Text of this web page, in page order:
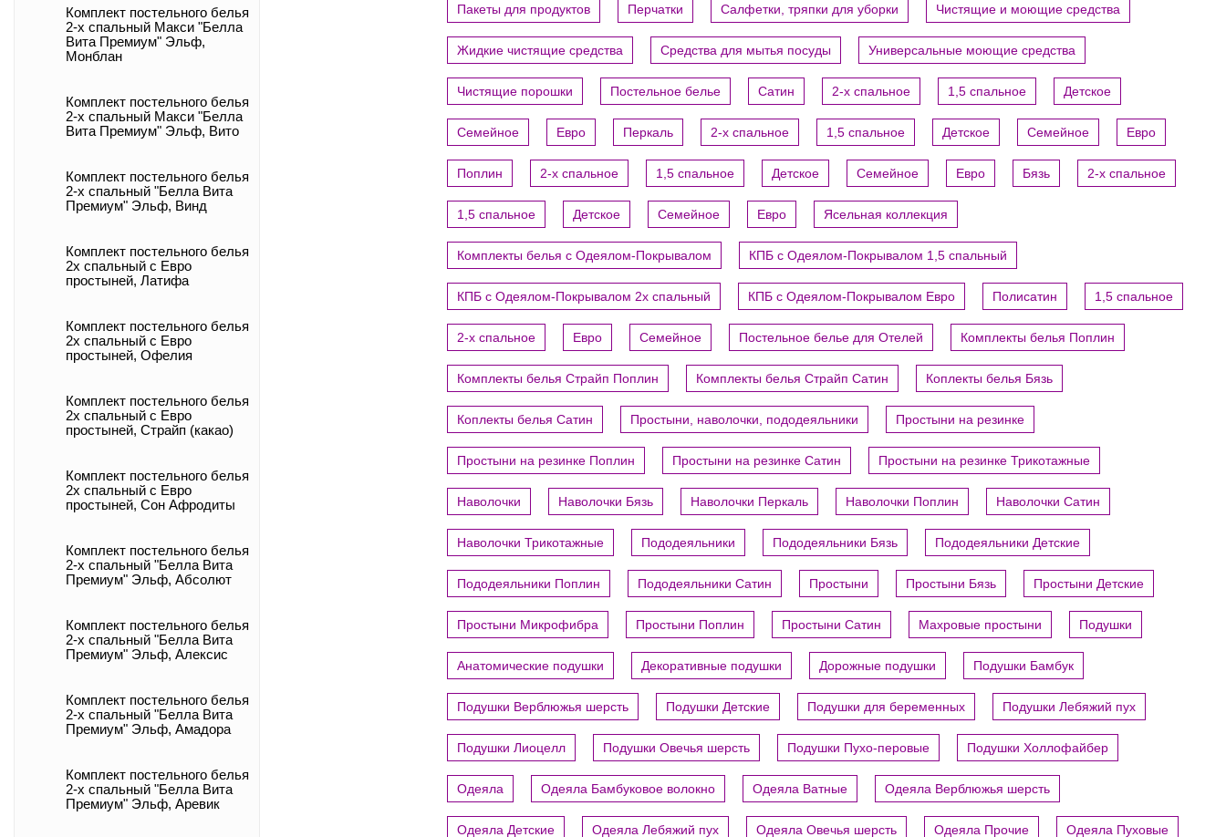
Комплект постельного белья
2-х спальный Макси "Белла
Вита Премиум" Эльф,
Монблан
Комплект постельного белья
2-х спальный Макси "Белла
Вита Премиум" Эльф, Вито
Комплект постельного белья
2-х спальный "Белла Вита
Премиум" Эльф, Винд
Комплект постельного белья
2х спальный с Евро
простыней, Латифа
Комплект постельного белья
2х спальный с Евро
простыней, Офелия
Комплект постельного белья
2х спальный с Евро
простыней, Страйп (какао)
Комплект постельного белья
2х спальный с Евро
простыней, Сон Афродиты
Комплект постельного белья
2-х спальный "Белла Вита
Премиум" Эльф, Абсолют
Комплект постельного белья
2-х спальный "Белла Вита
Премиум" Эльф, Алексис
Комплект постельного белья
2-х спальный "Белла Вита
Премиум" Эльф, Амадора
Комплект постельного белья
2-х спальный "Белла Вита
Премиум" Эльф, Аревик
Пакеты для продуктов Перчатки Салфетки, тряпки для уборки Чистящие и моющие средства
Жидкие чистящие средства Средства для мытья посуды Универсальные моющие средства
Чистящие порошки Постельное белье Сатин 2-х спальное 1,5 спальное Детское
Семейное Евро Перкаль 2-х спальное 1,5 спальное Детское Семейное Евро
Поплин 2-х спальное 1,5 спальное Детское Семейное Евро Бязь 2-х спальное
1,5 спальное Детское Семейное Евро Ясельная коллекция
Комплекты белья с Одеялом-Покрывалом КПБ с Одеялом-Покрывалом 1,5 спальный
КПБ с Одеялом-Покрывалом 2х спальный КПБ с Одеялом-Покрывалом Евро Полисатин 1,5 спальное
2-х спальное Евро Семейное Постельное белье для Отелей Комплекты белья Поплин
Комплекты белья Страйп Поплин Комплекты белья Страйп Сатин Коплекты белья Бязь
Коплекты белья Сатин Простыни, наволочки, пододеяльники Простыни на резинке
Простыни на резинке Поплин Простыни на резинке Сатин Простыни на резинке Трикотажные
Наволочки Наволочки Бязь Наволочки Перкаль Наволочки Поплин Наволочки Сатин
Наволочки Трикотажные Пододеяльники Пододеяльники Бязь Пододеяльники Детские
Пододеяльники Поплин Пододеяльники Сатин Простыни Простыни Бязь Простыни Детские
Простыни Микрофибра Простыни Поплин Простыни Сатин Махровые простыни Подушки
Анатомические подушки Декоративные подушки Дорожные подушки Подушки Бамбук
Подушки Верблюжья шерсть Подушки Детские Подушки для беременных Подушки Лебяжий пух
Подушки Лиоцелл Подушки Овечья шерсть Подушки Пухо-перовые Подушки Холлофайбер
Одеяла Одеяла Бамбуковое волокно Одеяла Ватные Одеяла Верблюжья шерсть
Одеяла Детские Одеяла Лебяжий пух Одеяла Овечья шерсть Одеяла Прочие Одеяла Пуховые